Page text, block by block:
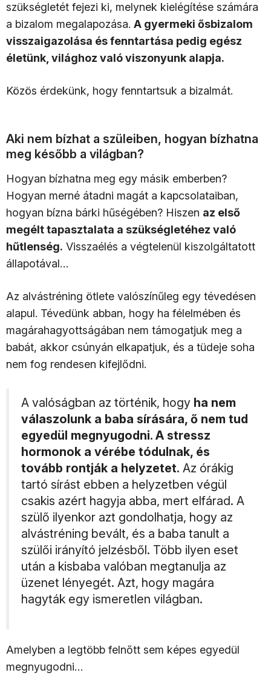
szükségletét fejezi ki, melynek kielégítése számára
a bizalom megalapozása. A gyermeki ősbizalom
visszaigazolása és fenntartása pedig egész
életünk, világhoz való viszonyunk alapja.
Közös érdekünk, hogy fenntartsuk a bizalmát.
Aki nem bízhat a szüleiben, hogyan bízhatna
meg később a világban?
Hogyan bízhatna meg egy másik emberben?
Hogyan merné átadni magát a kapcsolataiban,
hogyan bízna bárki hűségében? Hiszen az első
megélt tapasztalata a szükségletéhez való
hűtlenség. Visszaélés a végtelenül kiszolgáltatott
állapotával…
Az alvástréning ötlete valószínűleg egy tévedésen
alapul. Tévedünk abban, hogy ha félelmében és
magárahagyottságában nem támogatjuk meg a
babát, akkor csúnyán elkapatjuk, és a tüdeje soha
nem fog rendesen kifejlődni.
A valóságban az történik, hogy ha nem
válaszolunk a baba sírására, ő nem tud
egyedül megnyugodni. A stressz
hormonok a vérébe tódulnak, és
tovább rontják a helyzetet. Az órákig
tartó sírást ebben a helyzetben végül
csakis azért hagyja abba, mert elfárad. A
szülő ilyenkor azt gondolhatja, hogy az
alvástréning bevált, és a baba tanult a
szülői irányító jelzésből. Több ilyen eset
után a kisbaba valóban megtanulja az
üzenet lényegét. Azt, hogy magára
hagyták egy ismeretlen világban.
Amelyben a legtöbb felnőtt sem képes egyedül
megnyugodni…